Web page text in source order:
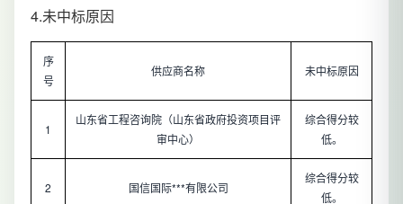
4.未中标原因
序
号
供应商名称 未中标原因
1
山东省工程咨询院（山东省政府投资项目评
审中心）
综合得分较
低。
2 国信国际***有限公司
综合得分较
低。